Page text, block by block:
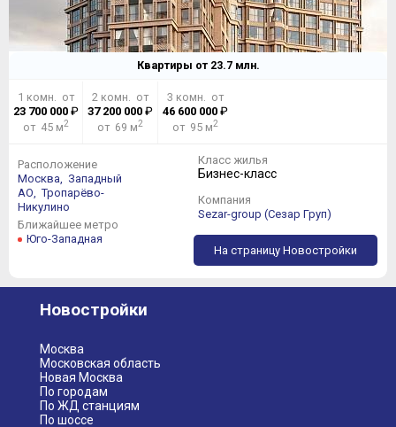
Квартиры от 23.7млн.
1 комн. от
23 700 000₽
от 45 м2
2 комн. от
37 200 000 ₽
от 69 м2
3 комн. от
46 600 000₽
от 95 м2
Расположение
Москва,
Западный
АО,
Тропарёво-
Никулино
Ближайшее метро
Юго-Западная
Класс жилья
Бизнес-класс
Компания
Sezar-group (Сезар Груп)
На страницу Новостройки
Новостройки
Москва
Московская область
Новая Москва
По городам
По ЖД станциям
По шоссе